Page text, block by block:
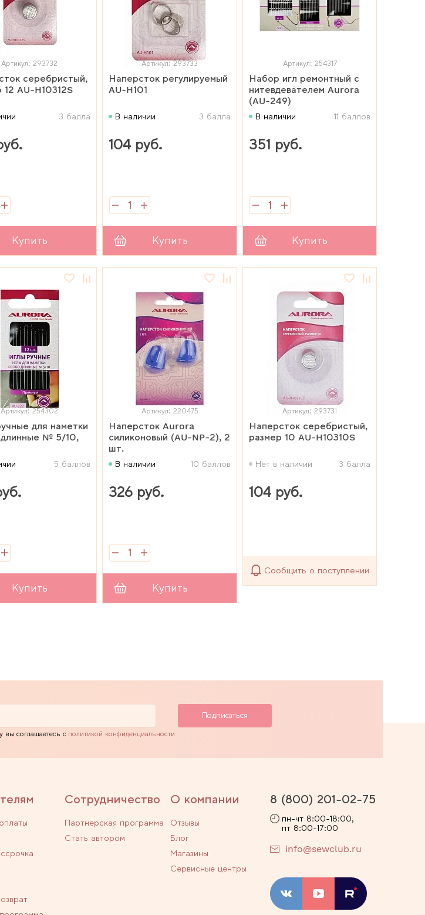
Артикул: 293732
серебристый,
12 AU-H10312S
3 балла
Купить
Артикул: 293733
Наперсток регулируемый
AU-H101
В наличии 3 балла
104 руб.
Купить
Артикул: 254317
Набор игл ремонтный с
нитевдевателем Aurora
(AU-249)
В наличии 11 баллов
351 руб.
Купить
Артикул: 254302
для наметки
№ 5/10,
5 баллов
Купить
Артикул: 220475
Наперсток Aurora
силиконовый (AU-NP-2), 2
шт.
В наличии 10 баллов
326 руб.
Купить
Артикул: 293731
Наперсток серебристый,
размер 10 AU-H10310S
Нет в наличии 3 балла
104 руб.
Сообщить о поступлении
соглашаетесь с политикой конфиденциальности
Сотрудничество
Партнерская программа
Стать автором
О компании
Отзывы
Блог
Магазины
Сервисные центры
8 (800) 201-02-75
пн-чт 8:00-18:00,
пт 8:00-17:00
info@sewclub.ru